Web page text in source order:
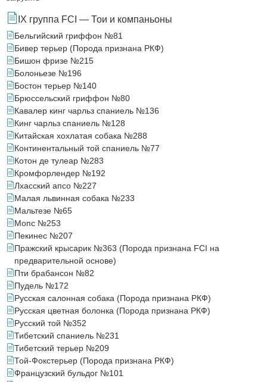
IX группа FCI — Тои и компаньоны
Бельгийский гриффон №81
Бивер терьер (Порода признана РКФ)
Бишон фризе №215
Болоньезе №196
Бостон терьер №140
Брюссельский гриффон №80
Кавалер кинг чарльз спаниель №136
Кинг чарльз спаниель №128
Китайская хохлатая собака №288
Континентальный той спаниель №77
Котон де тулеар №283
Кромфорлендер №192
Лхасский апсо №227
Малая львинная собака №233
Мальтезе №65
Мопс №253
Пекинес №207
Пражский крысарик №363 (Порода признана FCI на
предварительной основе)
Пти брабансон №82
Пудель №172
Русская салонная собака (Порода признана РКФ)
Русская цветная болонка (Порода признана РКФ)
Русский той №352
Тибетский спаниель №231
Тибетский терьер №209
Той-Фокстерьер (Порода признана РКФ)
Французский бульдог №101